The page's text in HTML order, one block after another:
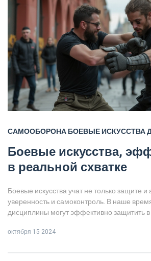
САМООБОРОНАБОЕВЫЕ ИСКУССТВА
Боевые искусства,
в реальной схватке
Боевые искусства учат не только защите и
уверенность и самоконтроль. В наше
дисциплины могут эффективно защитить в
джитсу, муай-тай и бокс, можно определить
октября 15 2024